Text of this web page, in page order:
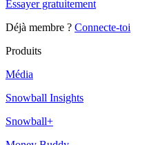
Essayer gratuitement
Déjà membre ? Connecte-toi
Produits
Média
Snowball Insights
Snowball+